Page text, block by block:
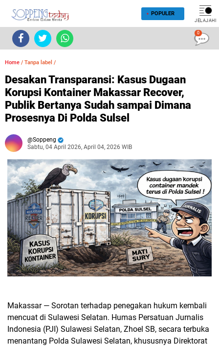
POPULER
JELAJAHI
Home / Tanpa label /
Desakan Transparansi: Kasus Dugaan
Korupsi Kontainer Makassar Recover,
Publik Bertanya Sudah sampai Dimana
Prosesnya Di Polda Sulsel
Soppeng
Sabtu, 04 April 2026, April 04, 2026 WIB
Makassar — Sorotan terhadap penegakan hukum kembali
mencuat di Sulawesi Selatan. Humas Persatuan Jurnalis
Indonesia (PJI) Sulawesi Selatan, Zhoel SB, secara terbuka
menantang Polda Sulawesi Selatan, khususnya Direktorat
0